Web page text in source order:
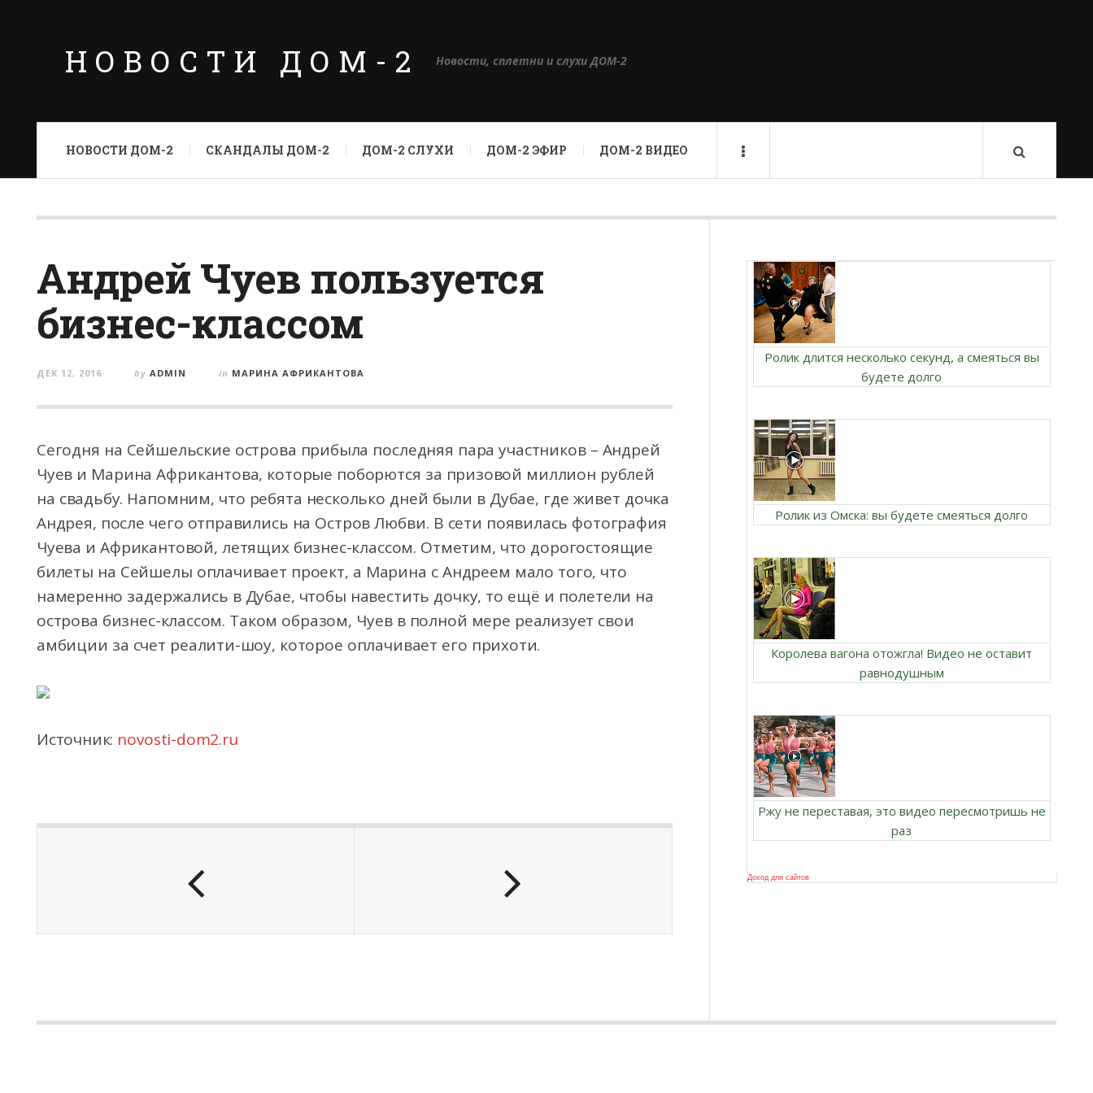
НОВОСТИ ДОМ-2 Новости, сплетни и слухи ДОМ-2
НОВОСТИ ДОМ-2 СКАНДАЛЫ ДОМ-2 ДОМ-2 СЛУХИ ДОМ-2 ЭФИР ДОМ-2 ВИДЕО
Андрей Чуев пользуется
бизнес-классом
ДЕК 12, 2016 by ADMIN in МАРИНА АФРИКАНТОВА
Сегодня на Сейшельские острова прибыла последняя пара участников – Андрей
Чуев и Марина Африкантова, которые поборются за призовой миллион рублей
на свадьбу. Напомним, что ребята несколько дней были вДубае, где живет дочка
Андрея, после чего отправились на Остров Любви. В сети появилась фотография
Чуева и Африкантовой, летящих бизнес-классом. Отметим, что дорогостоящие
билеты на Сейшелы оплачивает проект, а Марина с Андреем мало того, что
намеренно задержались в Дубае, чтобы навестить дочку, то ещё и полетели на
острова бизнес-классом. Таком образом, Чуев в полной мере реализует свои
амбиции за счет реалити-шоу, которое оплачивает его прихоти.
Источник: novosti-dom2.ru
Ролик длится несколько секунд, а смеяться вы
будете долго
Ролик из Омска: вы будете смеяться долго
Королева вагона отожгла! Видео не оставит
равнодушным
Ржу не переставая, это видео пересмотришь не
раз
Доход для сайтов